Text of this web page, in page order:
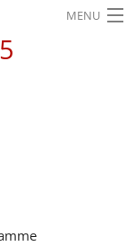
MENU